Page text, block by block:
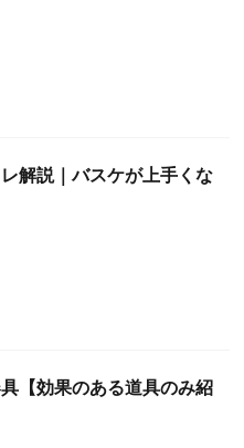
解説｜バスケが上手くな
【効果のある道具のみ紹